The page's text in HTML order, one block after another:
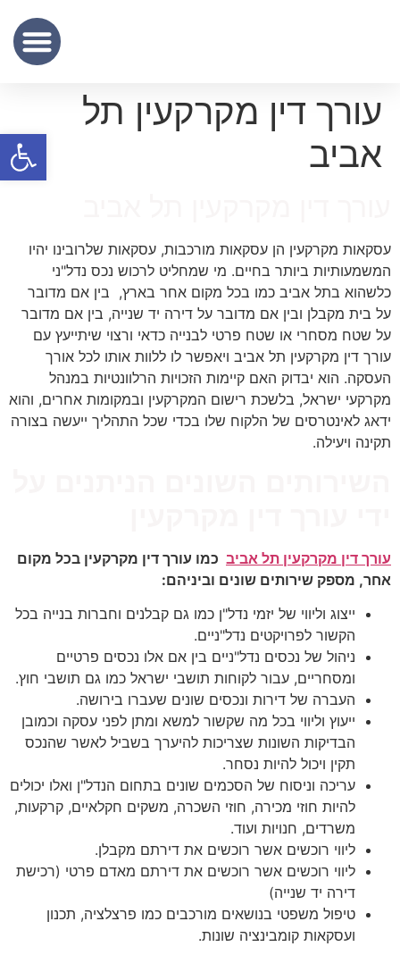
עורך דין מקרקעין תל
אביב
עסקאות מקרקעין הן עסקאות מורכבות, עסקאות שלרובינו יהיו
המשמעותיות ביותר בחיים. מי שמחליט לרכוש נכס נדל"ני
כלשהוא בתל אביב כמו בכל מקום אחר בארץ, בין אם מדובר
על בית מקבלן ובין אם מדובר על דירה יד שנייה, בין אם מדובר
על שטח מסחרי או שטח פרטי לבנייה כדאי ורצוי שיתייעץ עם
עורך דין מקרקעין תל אביב ויאפשר לו ללוות אותו לכל אורך
העסקה. הוא יבדוק האם קיימות הזכויות הרלוונטיות במנהל
מקרקעי ישראל, בלשכת רישום המקרקעין ובמקומות אחרים, והוא
ידאג לאינטרסים של הלקוח שלו בכדי שכל התהליך ייעשה בצורה
תקינה ויעילה.
עורך דין מקרקעין תל אביב כמו עורך דין מקרקעין בכל מקום
אחר, מספק שירותים שונים וביניהם:
ייצוג וליווי של יזמי נדל"ן כמו גם קבלנים וחברות בנייה בכל
הקשור לפרויקטים נדל"ניים.
ניהול של נכסים נדל"ניים בין אם אלו נכסים פרטיים
ומסחריים, עבור לקוחות תושבי ישראל כמו גם תושבי חוץ.
העברה של דירות ונכסים שונים שעברו בירושה.
ייעוץ וליווי בכל מה שקשור למשא ומתן לפני עסקה וכמובן
הבדיקות השונות שצריכות להיערך בשביל לאשר שהנכס
תקין ויכול להיות נסחר.
עריכה וניסוח של הסכמים שונים בתחום הנדל"ן ואלו יכולים
להיות חוזי מכירה, חוזי השכרה, משקים חקלאיים, קרקעות,
משרדים, חנויות ועוד.
ליווי רוכשים אשר רוכשים את דירתם מקבלן.
ליווי רוכשים אשר רוכשים את דירתם מאדם פרטי (רכישת
דירה יד שנייה)
טיפול משפטי בנושאים מורכבים כמו פרצלציה, תכנון
ועסקאות קומבינציה שונות.
פתח